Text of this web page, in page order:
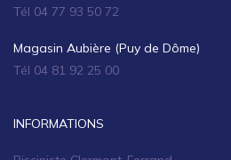
Tél 04 77 93 50 72
Magasin Aubière (Puy de Dôme)
Tél 04 81 92 25 00
INFORMATIONS